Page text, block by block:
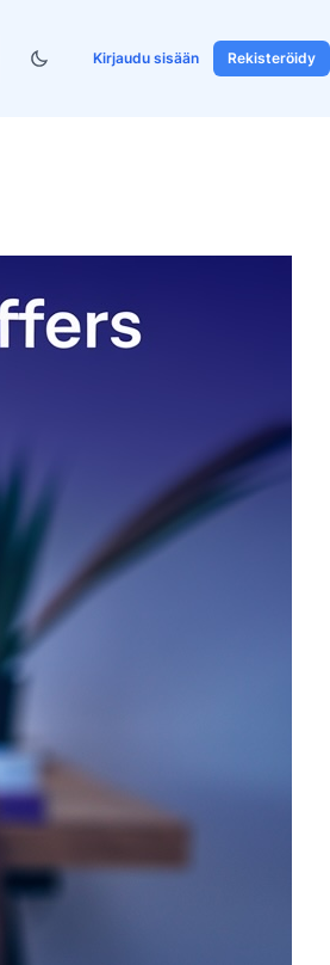
Kirjaudu sisään Rekisteröidy